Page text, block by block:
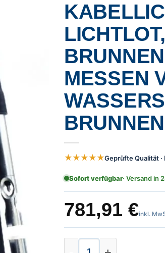
LICHTLOT,
MESSEN
BRUNNEN
★★★★★Geprüfte Qualität
Sofort verfügbar· Versand in
781,91 €inkl.
Kabellichtlot